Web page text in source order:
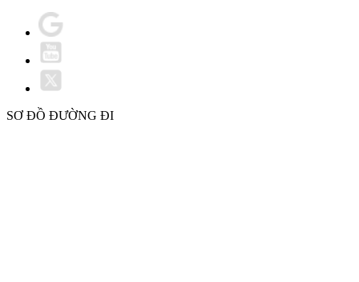
SƠ ĐỒ ĐƯỜNG ĐI